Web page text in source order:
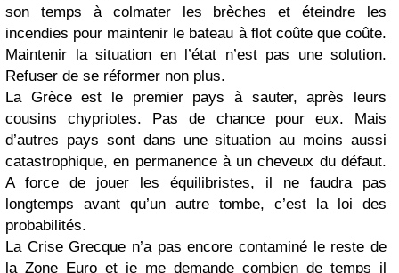
son temps à colmater les brèches et éteindre les
incendies pour maintenir le bateau à flot coûte que coûte.
Maintenir la situation en l’état n’est pas une solution.
Refuser de se réformer non plus.
La Grèce est le premier pays à sauter, après leurs
cousins chypriotes. Pas de chance pour eux. Mais
d’autres pays sont dans une situation au moins aussi
catastrophique, en permanence à un cheveux du défaut.
A force de jouer les équilibristes, il ne faudra pas
longtemps avant qu’un autre tombe, c’est la loi des
probabilités.
La Crise Grecque n’a pas encore contaminé le reste de
la Zone Euro et je me demande combien de temps il